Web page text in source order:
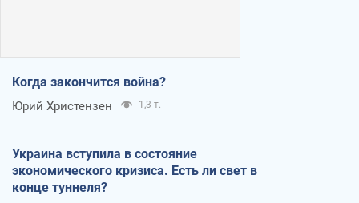
Когда закончится война?
Юрий Христензен 1,3 т.
Украина вступила в состояние
экономического кризиса. Есть ли свет в
конце туннеля?